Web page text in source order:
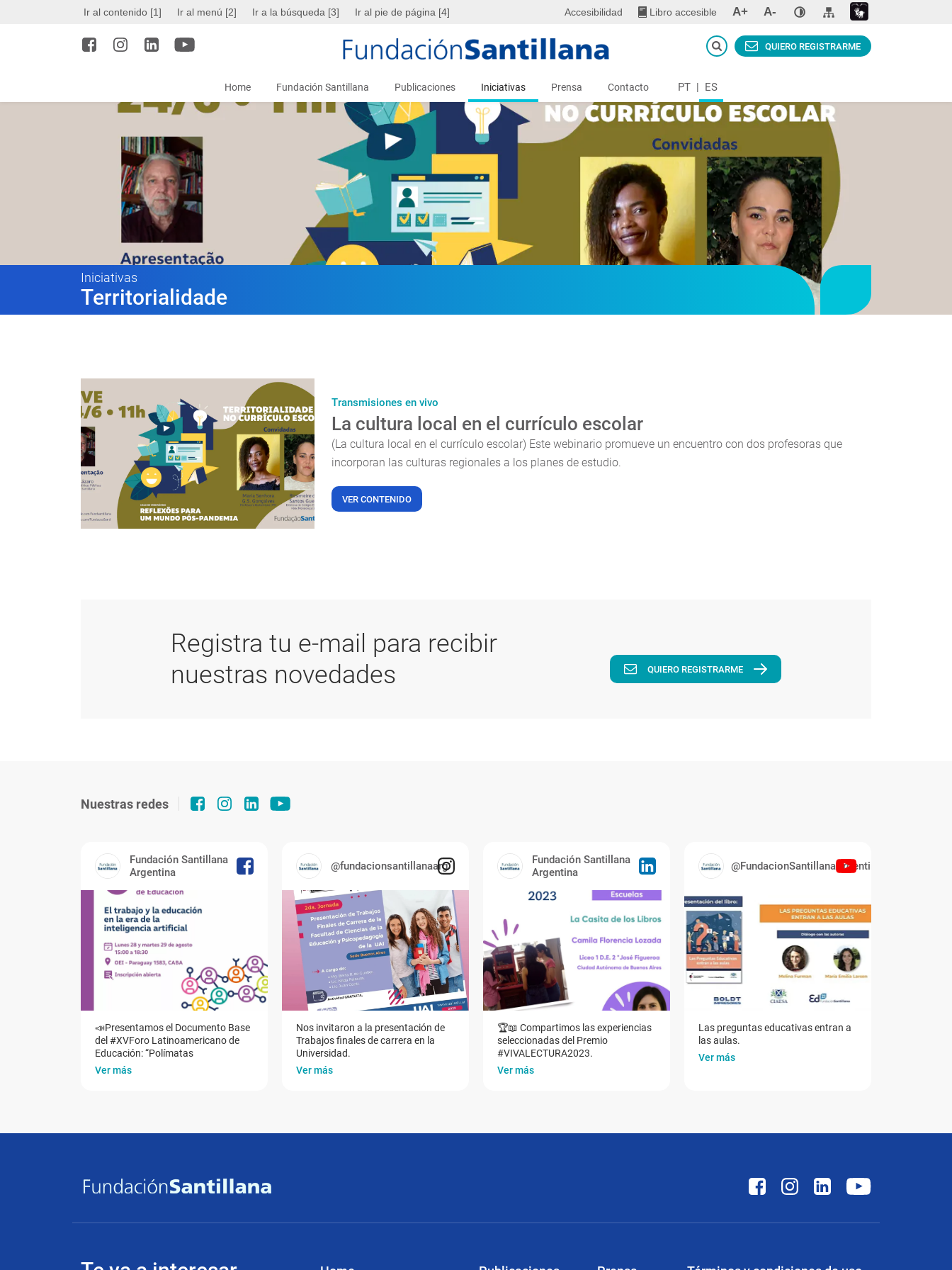
Ir al contenido [1] Ir al menú [2] Ir a la búsqueda [3] Ir al pie de página [4] Accesibilidad Libro accesible A+ A-
Home Fundación Santillana Publicaciones Iniciativas Prensa Contacto PT | ES
QUIERO REGISTRARME
Iniciativas
Territorialidade
Transmisiones en vivo
La cultura local en el currículo escolar
(La cultura local en el currículo escolar) Este webinario promueve un encuentro con dos profesoras que
incorporan las culturas regionales a los planes de estudio.
VER CONTENIDO
Registra tu e-mail para recibir
nuestras novedades
QUIERO REGISTRARME
Nuestras redes
Fundación Santillana
Argentina
📣Presentamos el Documento Base
del #XVForo Latinoamericano de
Educación: “Polímatas
Ver más
@fundacionsantillanaarg
Nos invitaron a la presentación de
Trabajos finales de carrera en la
Universidad.
Ver más
Fundación Santillana
Argentina
🏆📖 Compartimos las experiencias
seleccionadas del Premio
#VIVALECTURA2023.
Ver más
@FundacionSantillanaArgentina
Las preguntas educativas entran a
las aulas.
Ver más